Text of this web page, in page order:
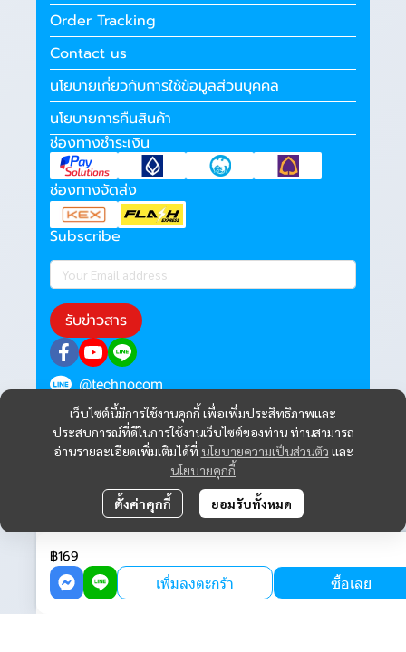
฿169
เพิ่มลงตะกร้า
ซื้อเลย
เว็บไซต์นี้มีการใช้งานคุกกี้ เพื่อเพิ่มประสิทธิภาพและ
ประสบการณ์ที่ดีในการใช้งานเว็บไซต์ของท่าน ท่านสามารถ
อ่านรายละเอียดเพิ่มเติมได้ที่ นโยบายความเป็นส่วนตัว และ
นโยบายคุกกี้
ตั้งค่าคุกกี้ ยอมรับทั้งหมด
Order Tracking
Contact us
นโยบายเกี่ยวกับการใช้ข้อมูลส่วนบุคคล
นโยบายการคืนสินค้า
ช่องทางชำระเงิน
ช่องทางจัดส่ง
Subscribe
รับข่าวสาร
@technocom